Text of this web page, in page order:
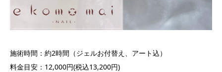
施術時間：約2時間（ジェルお付替え、アート込）
料金目安：12,000円(税込13,200円)